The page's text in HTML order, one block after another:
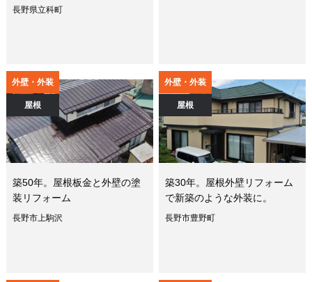
長野県立科町
外壁・外装
屋根
築50年。屋根板金と外壁の塗
装リフォーム
長野市上駒沢
外壁・外装
屋根
築30年。屋根外壁リフォーム
で新築のような外装に。
長野市豊野町